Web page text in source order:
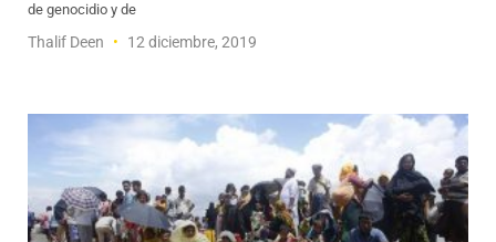
de genocidio y de
Thalif Deen 12 diciembre, 2019